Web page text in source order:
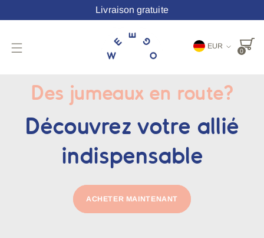
Livraison gratuite
EUR
0
Des jumeaux en route?
Découvrez votre allié
indispensable
ACHETER MAINTENANT